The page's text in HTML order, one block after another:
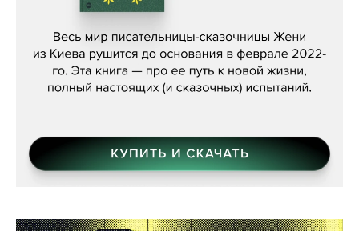
Женя Бережная, «(Не) о войне»